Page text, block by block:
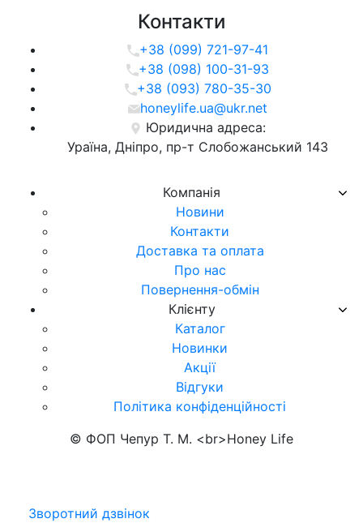
Компанія
Новини
Контакти
Доставка та оплата
Про нас
Повернення-обмін
Клієнту
Каталог
Новинки
Акції
Відгуки
Політика конфіденційності
Контакти
+38 (099) 721-97-41
+38 (098) 100-31-93
+38 (093) 780-35-30
honeylife.ua@ukr.net
Юридична адреса:
Ураїна, Дніпро, пр-т Слобожанський 143
© ФОП Чепур Т. М. <br>Honey Life
Зворотний дзвінок